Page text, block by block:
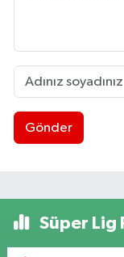
Gönder
Süper Lig